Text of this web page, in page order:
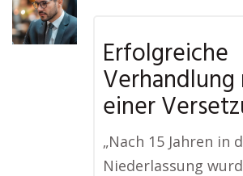
Erfolgreiche
Verhandlung
einer
„Nach 15 Jahren in
Niederlassung